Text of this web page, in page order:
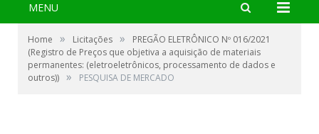
MENU
Home » Licitações »
PREGÃO ELETRÔNICO Nº 016/2021
(Registro de Preços que objetiva a aquisição de materiais
permanentes: (eletroeletrônicos, processamento de dados e
outros)) » PESQUISA DE MERCADO